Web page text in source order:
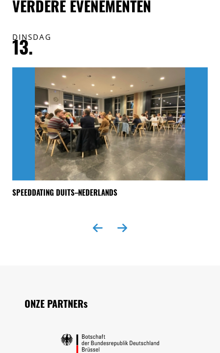
VERDERE EVENEMENTEN
DINSDAG
13.
SPEEDDATING DUITS–NEDERLANDS
ONZE PARTNERs